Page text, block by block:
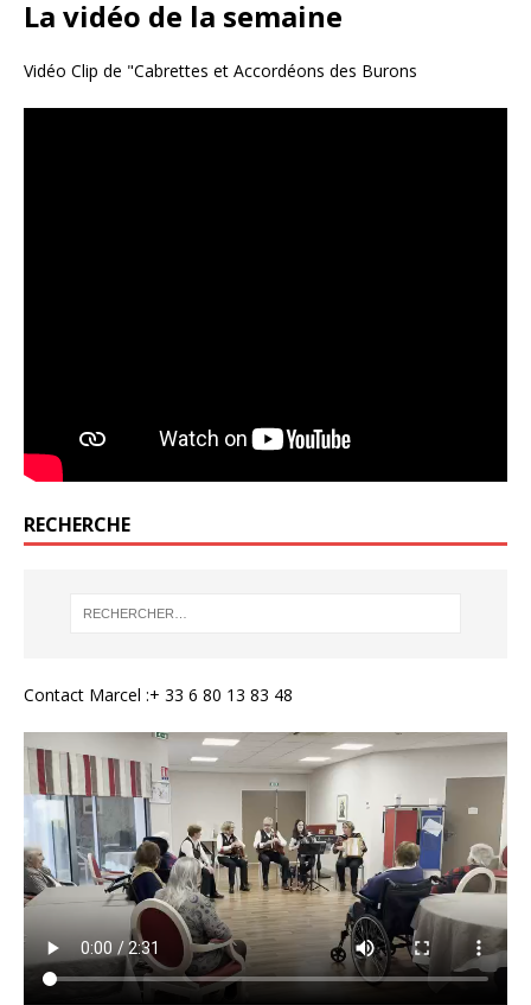
La vidéo de la semaine
Vidéo Clip de "Cabrettes et Accordéons des Burons
RECHERCHE
Contact Marcel :+ 33 6 80 13 83 48